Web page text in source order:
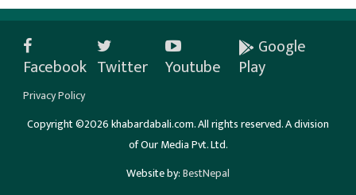
Facebook Twitter Youtube
Google
Play
Privacy Policy
Copyright ©2026 khabardabali.com. All rights reserved. A division
of Our Media Pvt. Ltd.
Website by:BestNepal